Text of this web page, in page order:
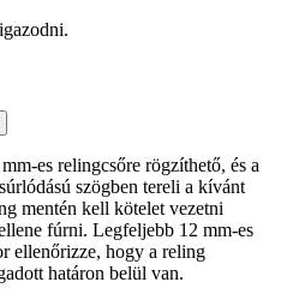
es relingcsőre rögzíthető, és a
szögben tereli a kívánt
mentén kell kötelet vezetni
fúrni. Legfeljebb 12 mm-es
ellenőrizze, hogy a reling
határon belül van.